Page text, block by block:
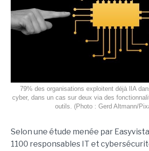
79% des organisations exploitent déjà lIA
cyber, dans un cas sur deux via des
outils. (Photo : Gerd Altmann/
Selon une étude menée par
1100 responsables IT et